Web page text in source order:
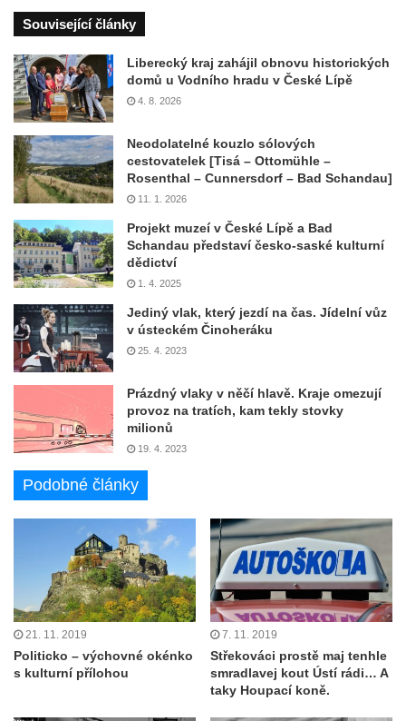
Související články
Liberecký kraj zahájil obnovu historických
domů u Vodního hradu v České Lípě
4. 8. 2026
Neodolatelné kouzlo sólových
cestovatelek [Tisá – Ottomühle –
Rosenthal – Cunnersdorf – Bad Schandau]
11. 1. 2026
Projekt muzeí v České Lípě a Bad
Schandau představí česko-saské kulturní
dědictví
1. 4. 2025
Jediný vlak, který jezdí na čas. Jídelní vůz
v ústeckém Činoheráku
25. 4. 2023
Prázdný vlaky v něčí hlavě. Kraje omezují
provoz na tratích, kam tekly stovky
milionů
19. 4. 2023
Podobné články
21. 11. 2019
Politicko – výchovné okénko
s kulturní přílohou
7. 11. 2019
Střekováci prostě maj tenhle
smradlavej kout Ústí rádi… A
taky Houpací koně.